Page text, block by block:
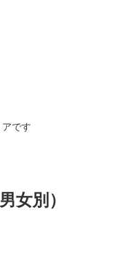
です
女別）